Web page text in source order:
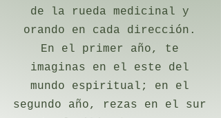
de la rueda medicinal y
orando en cada dirección.
En el primer año, te
imaginas en el este del
mundo espiritual; en el
segundo año, rezas en el sur